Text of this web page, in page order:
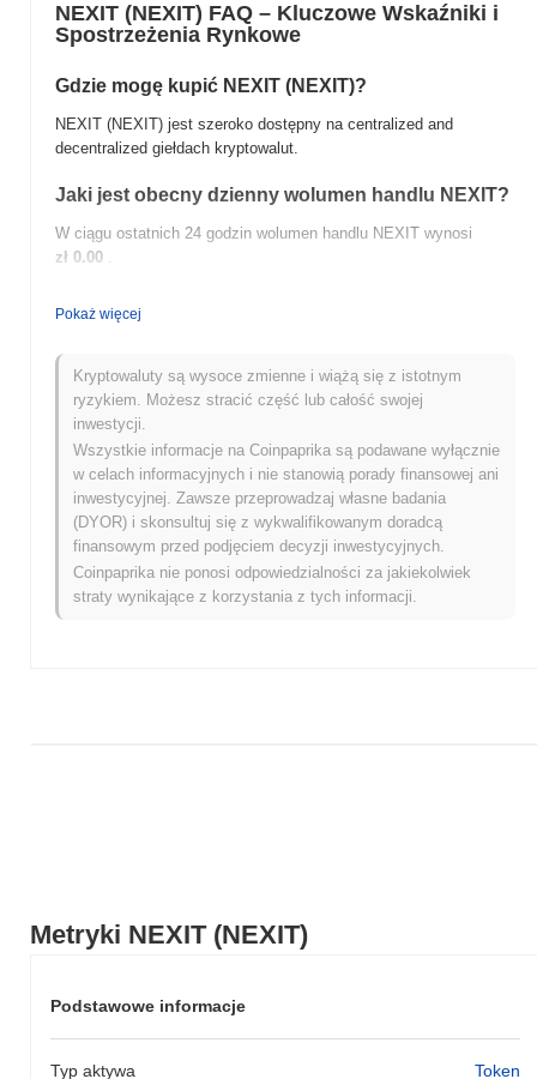
Metryki NEXIT (NEXIT)
Podstawowe informacje
Typ aktywa Token
NEXIT (NEXIT) FAQ – Kluczowe Wskaźniki i
Spostrzeżenia Rynkowe
Gdzie mogę kupić NEXIT (NEXIT)?
NEXIT (NEXIT) jest szeroko dostępny na centralized and
decentralized giełdach kryptowalut.
Jaki jest obecny dzienny wolumen handlu NEXIT?
W ciągu ostatnich 24 godzin wolumen handlu NEXIT wynosi
zł 0.00 .
Jaka jest historia zakresu cen NEXIT?
Najniższy Poziom Historyczny (ATL): zł 0.00
NEXIT jest obecnie notowany
Jak NEXIT radzi sobie w porównaniu z szerszym
rynkiem kryptowalut?
W ciągu ostatnich 7 dni NEXIT zyskał0.00%, osiągając gorsze
wyniki niż ogólny rynek kryptowalut który odnotował wzrost o
0.32%. Wskazuje to na tymczasowe opóźnienie w akcji cenowej
NEXIT w stosunku do szerszego impulsu rynkowego.
Pokaż więcej
Kryptowaluty są wysoce zmienne i wiążą się z istotnym
ryzykiem. Możesz stracić część lub całość swojej
inwestycji.
Wszystkie informacje na Coinpaprika są podawane wyłącznie
w celach informacyjnych i nie stanowią porady finansowej ani
inwestycyjnej. Zawsze przeprowadzaj własne badania
(DYOR) i skonsultuj się z wykwalifikowanym doradcą
finansowym przed podjęciem decyzji inwestycyjnych.
Coinpaprika nie ponosi odpowiedzialności za jakiekolwiek
straty wynikające z korzystania z tych informacji.